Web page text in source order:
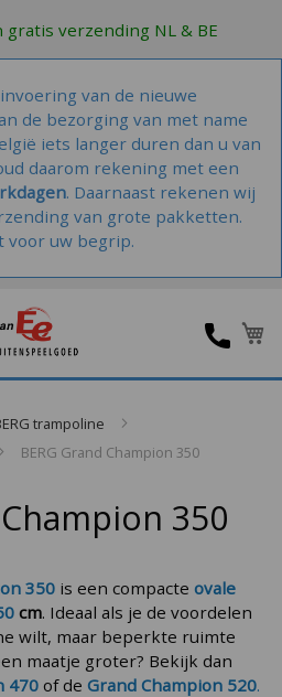
verzending NL & BE
van de nieuwe
de bezorging van met name
iets langer duren dan u van
daarom rekening met een
. Daarnaast rekenen wij
van grote pakketten.
voor uw begrip.
trampoline
BERG Grand Champion 350
350
350 is een compacte ovale
cm. Ideaal als je de voordelen
wilt, maar beperkte ruimte
maatje groter? Bekijk dan
470 of de Grand Champion 520.